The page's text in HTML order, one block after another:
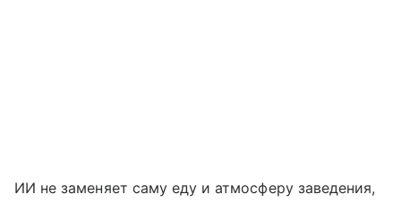
ИИ не заменяет саму еду и атмосферу заведения,